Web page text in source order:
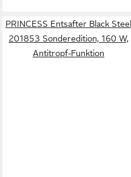
PRINCESS Entsafter Black Steel
201853 Sonderedition, 160 W,
Antitropf-Funktion